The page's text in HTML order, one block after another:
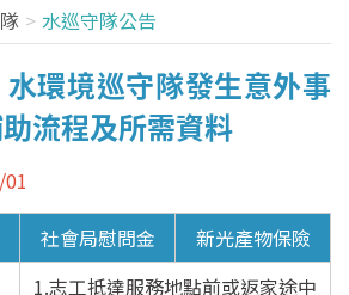
水巡守隊公告
水環境巡守隊發生意外事
流程及所需資料
社會局慰問金 新光產物保險
1.志工抵達服務地點前或返家途中